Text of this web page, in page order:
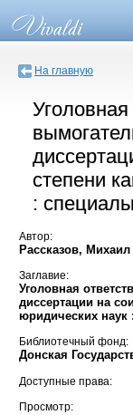
На главную
Уголовная
степени
:
Автор:
Рассказов,
Заглавие:
Уголовная
диссертации на
юридических наук
Библиотечный фонд:
Донская
Доступные права:
Просмотр: